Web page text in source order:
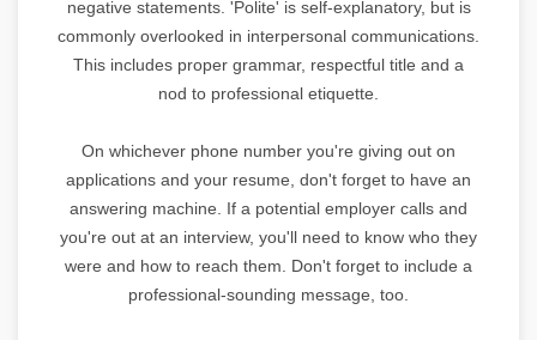
negative statements. 'Polite' is self-explanatory, but is
commonly overlooked in interpersonal communications.
This includes proper grammar, respectful title and a
nod to professional etiquette.
On whichever phone number you're giving out on
applications and your resume, don't forget to have an
answering machine. If a potential employer calls and
you're out at an interview, you'll need to know who they
were and how to reach them. Don't forget to include a
professional-sounding message, too.